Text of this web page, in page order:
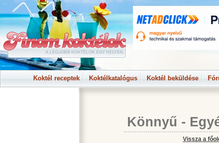
Koktél receptek Koktélkatalógus Koktél beküldése
Könnyű -
Vissza a